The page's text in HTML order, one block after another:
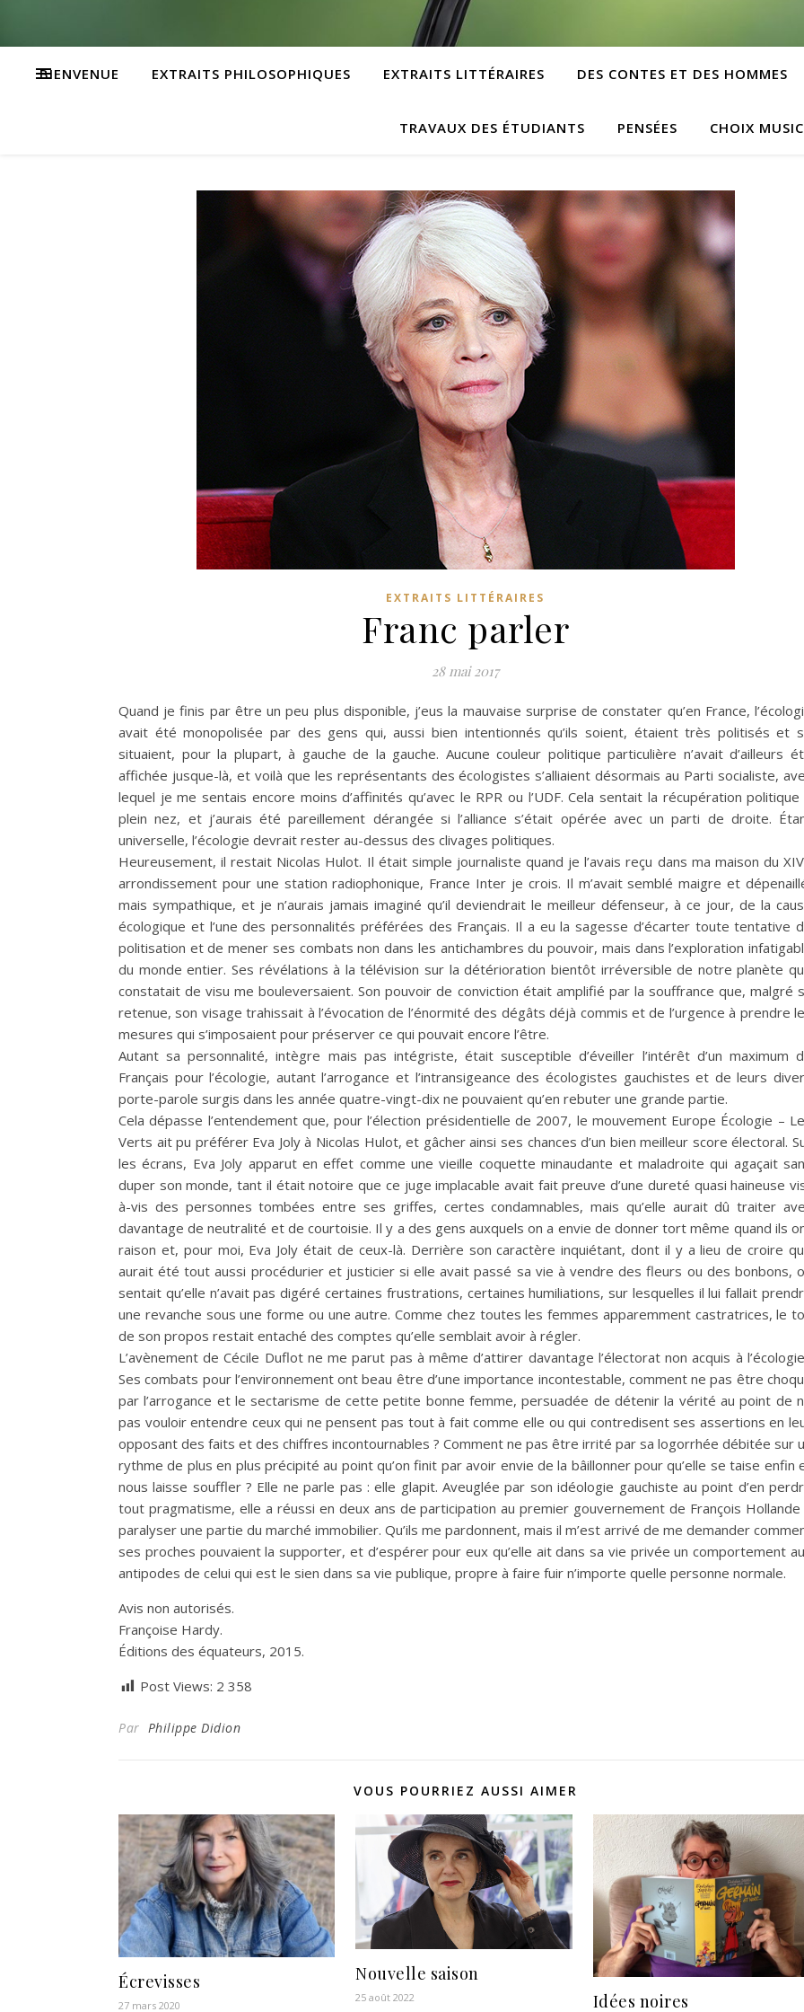
BIENVENUE EXTRAITS PHILOSOPHIQUES EXTRAITS LITTÉRAIRES DES CONTES ET DES HOMMES
TRAVAUX DES ÉTUDIANTS PENSÉES CHOIX
EXTRAITS LITTÉRAIRES
Franc parler
28 mai 2017
Quand je finis par être un peu plus disponible, j’eus la mauvaise surprise de constater qu’en France,
avait été monopolisée par des gens qui, aussi bien intentionnés qu’ils soient, étaient très politisés et
situaient, pour la plupart, à gauche de la gauche. Aucune couleur politique particulière n’avait d’ailleurs
affichée jusque-là, et voilà que les représentants des écologistes s’alliaient désormais au Parti socialiste,
lequel je me sentais encore moins d’affinités qu’avec le RPR ou l’UDF. Cela sentait la récupération politique
plein nez, et j’aurais été pareillement dérangée si l’alliance s’était opérée avec un parti de droite.
universelle, l’écologie devrait rester au-dessus des clivages politiques.
Heureusement, il restait Nicolas Hulot. Il était simple journaliste quand je l’avais reçu dans ma maison du
arrondissement pour une station radiophonique, France Inter je crois. Il m’avait semblé maigre et
mais sympathique, et je n’aurais jamais imaginé qu’il deviendrait le meilleur défenseur, à ce jour, de la
écologique et l’une des personnalités préférées des Français. Il a eu la sagesse d’écarter toute tentative
politisation et de mener ses combats non dans les antichambres du pouvoir, mais dans l’exploration
du monde entier. Ses révélations à la télévision sur la détérioration bientôt irréversible de notre planète
constatait de visu me bouleversaient. Son pouvoir de conviction était amplifié par la souffrance que, malgré
retenue, son visage trahissait à l’évocation de l’énormité des dégâts déjà commis et de l’urgence à prendre
mesures qui s’imposaient pour préserver ce qui pouvait encore l’être.
Autant sa personnalité, intègre mais pas intégriste, était susceptible d’éveiller l’intérêt d’un maximum
Français pour l’écologie, autant l’arrogance et l’intransigeance des écologistes gauchistes et de leurs
porte-parole surgis dans les année quatre-vingt-dix ne pouvaient qu’en rebuter une grande partie.
Cela dépasse l’entendement que, pour l’élection présidentielle de 2007, le mouvement Europe Écologie –
Verts ait pu préférer Eva Joly à Nicolas Hulot, et gâcher ainsi ses chances d’un bien meilleur score électoral.
les écrans, Eva Joly apparut en effet comme une vieille coquette minaudante et maladroite qui agaçait
duper son monde, tant il était notoire que ce juge implacable avait fait preuve d’une dureté quasi haineuse
à-vis des personnes tombées entre ses griffes, certes condamnables, mais qu’elle aurait dû traiter
davantage de neutralité et de courtoisie. Il y a des gens auxquels on a envie de donner tort même quand ils
raison et, pour moi, Eva Joly était de ceux-là. Derrière son caractère inquiétant, dont il y a lieu de croire
aurait été tout aussi procédurier et justicier si elle avait passé sa vie à vendre des fleurs ou des bonbons,
sentait qu’elle n’avait pas digéré certaines frustrations, certaines humiliations, sur lesquelles il lui fallait
une revanche sous une forme ou une autre. Comme chez toutes les femmes apparemment castratrices, le
de son propos restait entaché des comptes qu’elle semblait avoir à régler.
L’avènement de Cécile Duflot ne me parut pas à même d’attirer davantage l’électorat non acquis à
Ses combats pour l’environnement ont beau être d’une importance incontestable, comment ne pas être
par l’arrogance et le sectarisme de cette petite bonne femme, persuadée de détenir la vérité au point de
pas vouloir entendre ceux qui ne pensent pas tout à fait comme elle ou qui contredisent ses assertions en
opposant des faits et des chiffres incontournables ? Comment ne pas être irrité par sa logorrhée débitée sur
rythme de plus en plus précipité au point qu’on finit par avoir envie de la bâillonner pour qu’elle se taise enfin
nous laisse souffler ? Elle ne parle pas : elle glapit. Aveuglée par son idéologie gauchiste au point d’en
tout pragmatisme, elle a réussi en deux ans de participation au premier gouvernement de François Hollande
paralyser une partie du marché immobilier. Qu’ils me pardonnent, mais il m’est arrivé de me demander
ses proches pouvaient la supporter, et d’espérer pour eux qu’elle ait dans sa vie privée un comportement
antipodes de celui qui est le sien dans sa vie publique, propre à faire fuir n’importe quelle personne normale.
Avis non autorisés.
Françoise Hardy.
Éditions des équateurs, 2015.
Post Views: 2 358
Par Philippe Didion
VOUS POURRIEZ AUSSI AIMER
Écrevisses
27 mars 2020
Nouvelle saison
25 août 2022 Idées noires